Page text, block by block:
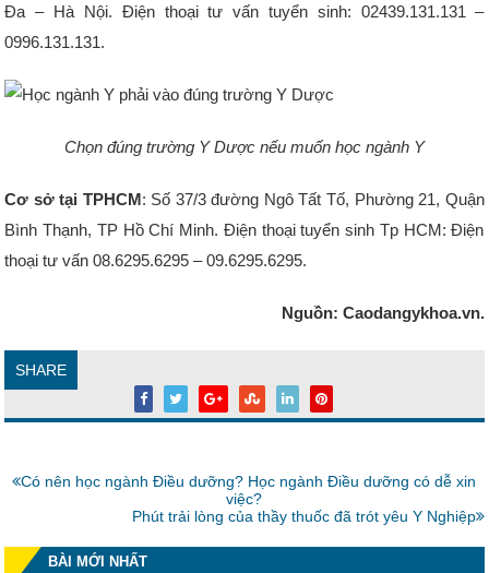
Đa – Hà Nội. Điện thoại tư vấn tuyển sinh: 02439.131.131 –
0996.131.131.
Chọn đúng trường Y Dược nếu muốn học ngành Y
Cơ sở tại TPHCM: Số 37/3 đường Ngô Tất Tố, Phường 21, Quận
Bình Thạnh, TP Hồ Chí Minh. Điện thoại tuyển sinh Tp HCM: Điện
thoại tư vấn 08.6295.6295 – 09.6295.6295.
Nguồn: Caodangykhoa.vn.
SHARE
Bài
Có nên học ngành Điều dưỡng? Học ngành Điều dưỡng có dễ xin
việc?
Bài
Phút trải lòng của thầy thuốc đã trót yêu Y Nghiệp
BÀI MỚI NHẤT